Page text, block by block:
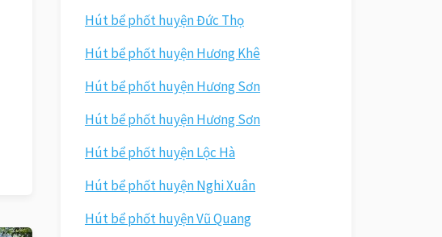
Hút bể phốt huyện Đức Thọ
Hút bể phốt huyện Hương Khê
Hút bể phốt huyện Hương Sơn
Hút bể phốt huyện Hương Sơn
Hút bể phốt huyện Lộc Hà
Hút bể phốt huyện Nghi Xuân
Hút bể phốt huyện Vũ Quang